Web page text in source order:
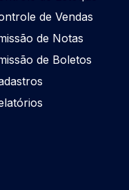
de Vendas
de Notas
de Boletos